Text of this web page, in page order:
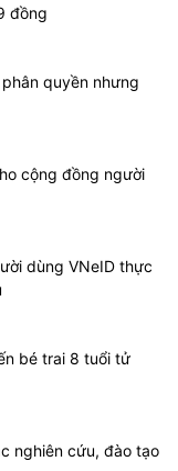
đồng
quyền nhưng
cộng đồng người
dùng VNeID thực
bé trai 8 tuổi tử
nghiên cứu, đào tạo